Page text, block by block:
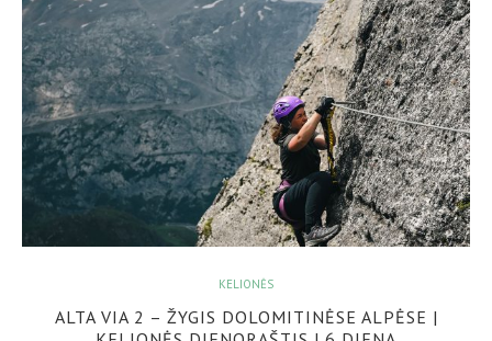
KELIONĖS
ALTA VIA 2 – ŽYGIS DOLOMITINĖSE ALPĖSE |